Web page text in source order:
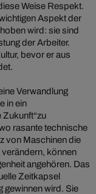
Weise Respekt.
Aspekt der
wird: sie sind
der Arbeiter.
bevor er aus
Verwandlung
in ein
Zukunft“zu
rasante technische
von Maschinen die
können
angehören. Das
Zeitkapsel
gewinnen wird. Sie